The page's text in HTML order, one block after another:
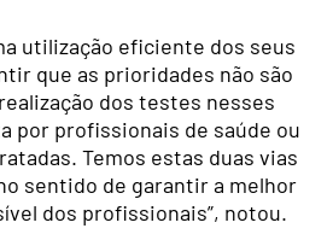
utilização eficiente dos seus
que as prioridades não são
dos testes nesses
por profissionais de saúde ou
Temos estas duas vias
sentido de garantir a melhor
dos profissionais”, notou.